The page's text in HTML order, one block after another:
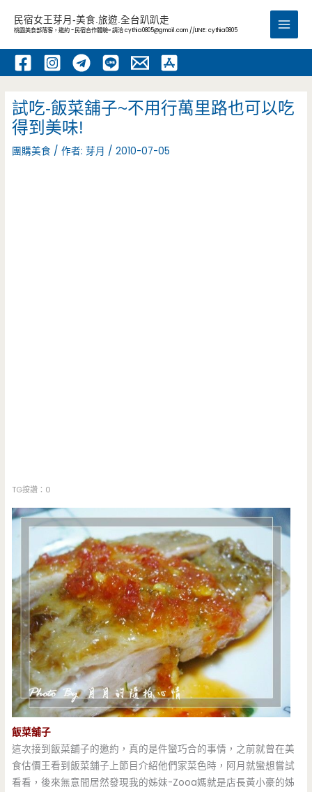
內
民宿女王芽月-美食.旅遊.全台趴趴走
桃園美食部落客，邀約 -民宿合作體驗~ 請洽cythia0805@gmail.com //LINE: cythia0805
Main
試吃-飯菜舖子~不用行萬里路也可以吃
得到美味!
團購美食 / 作者:芽月 /2010-07-05
TG按讚：0
飯菜舖子
這次接到飯菜舖子的邀約，真的是件蠻巧合的事情，之前就曾在美
食估價王看到飯菜舖子上節目介紹他們家菜色時，阿月就蠻想嘗試
看看，後來無意間居然發現我的姊妹-Zooa媽就是店長黃小豪的姊